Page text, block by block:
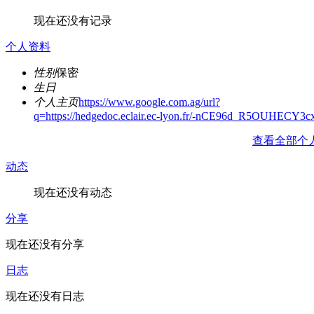
现在还没有记录
个人资料
性别保密
生日
个人主页https://www.google.com.ag/url?
q=https://hedgedoc.eclair.ec-lyon.fr/-
查看全部个
动态
现在还没有动态
分享
现在还没有分享
日志
现在还没有日志